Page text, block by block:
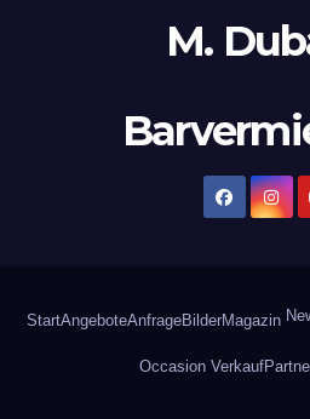
M.
StartAngeboteAnfrageBilderMagazin
Occasion Verkauf